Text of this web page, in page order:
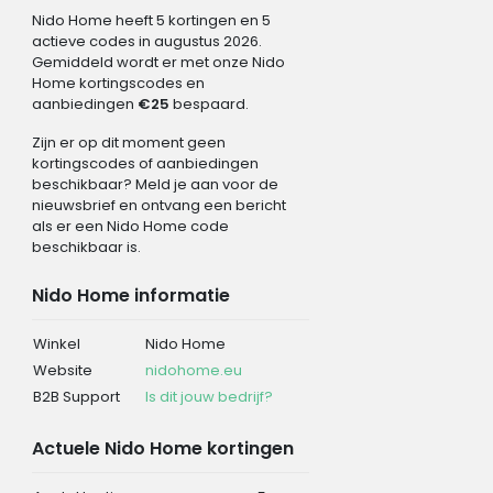
Nido Home heeft 5 kortingen en 5
actieve codes in augustus 2026.
Gemiddeld wordt er met onze Nido
Home kortingscodes en
aanbiedingen €25 bespaard.
Zijn er op dit moment geen
kortingscodes of aanbiedingen
beschikbaar? Meld je aan voor de
nieuwsbrief en ontvang een bericht
als er een Nido Home code
beschikbaar is.
Nido Home informatie
Winkel
Nido Home
Website
nidohome.eu
B2B Support
Is dit jouw bedrijf?
Actuele Nido Home kortingen